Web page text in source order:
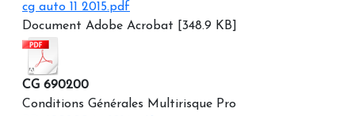
cg auto 11 2015.pdf
Document Adobe Acrobat [348.9 KB]
CG 690200
Conditions Générales Multirisque Pro